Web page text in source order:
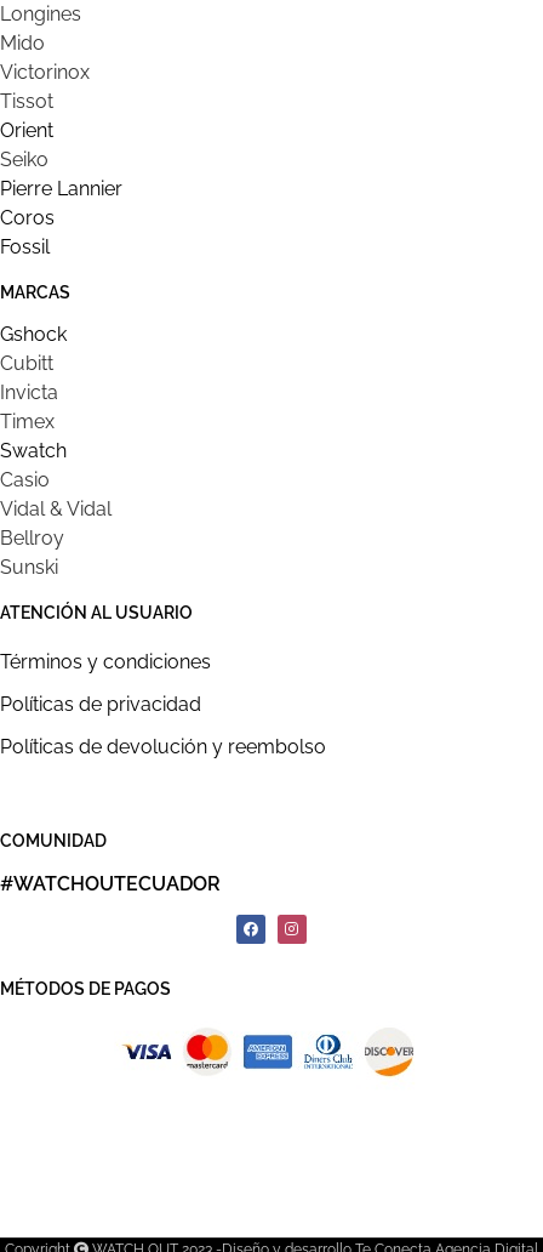
Longines
Mido
Victorinox
Tissot
Orient
Seiko
Pierre Lannier
Coros
Fossil
MARCAS
Gshock
Cubitt
Invicta
Timex
Swatch
Casio
Vidal & Vidal
Bellroy
Sunski
ATENCIÓN AL USUARIO
Términos y condiciones
Políticas de privacidad
Políticas de devolución y reembolso
COMUNIDAD
#WATCHOUTECUADOR
MÉTODOS DE PAGOS